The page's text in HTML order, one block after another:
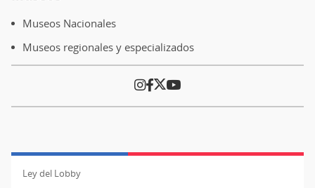
Museos Nacionales
Museos regionales y especializados
Ley del Lobby